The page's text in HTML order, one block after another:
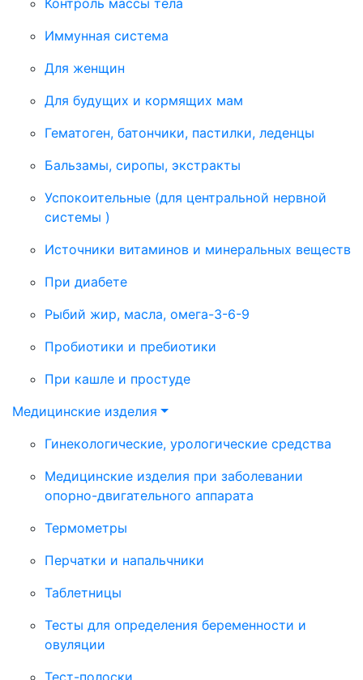
Иммунная система
Для женщин
Для будущих и кормящих мам
Гематоген, батончики, пастилки, леденцы
Бальзамы, сиропы, экстракты
Успокоительные (для центральной нервной
системы )
Источники витаминов и минеральных веществ
При диабете
Рыбий жир, масла, омега-3-6-9
Пробиотики и пребиотики
При кашле и простуде
Медицинские изделия
Гинекологические, урологические средства
Медицинские изделия при заболевании
опорно-двигательного аппарата
Термометры
Перчатки и напальчники
Таблетницы
Тесты для определения беременности и
овуляции
Тест-полоски